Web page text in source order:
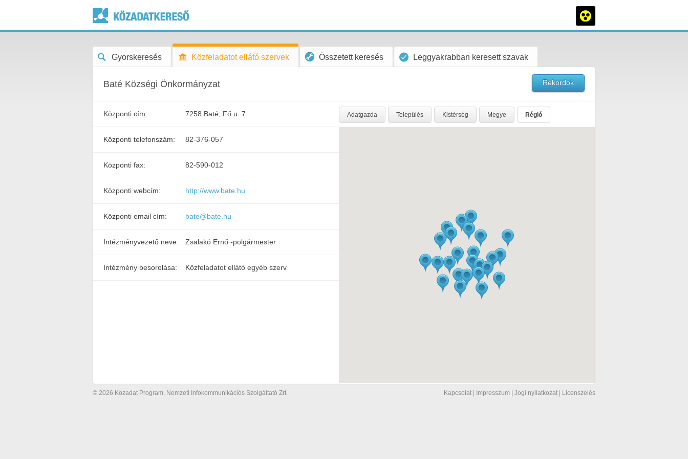
Gyorskeresés Közfeladatot ellátó szervek Összetett keresés Leggyakrabban keresett szavak
Baté Községi Önkormányzat Rekordok
Központi cím: 7258 Baté, Fő u. 7.
Központi telefonszám: 82-376-057
Központi fax: 82-590-012
Központi webcím: http://www.bate.hu
Központi email cím: bate@bate.hu
Intézményvezető neve: Zsalakó Ernő -polgármester
Intézmény besorolása: Közfeladatot ellátó egyéb szerv
Adatgazda Település Kistérség Megye Régió
© 2026 Közadat Program, Nemzeti Infokommunikációs Szolgáltató Zrt. Kapcsolat Impresszum Jogi nyilatkozat Licenszelés